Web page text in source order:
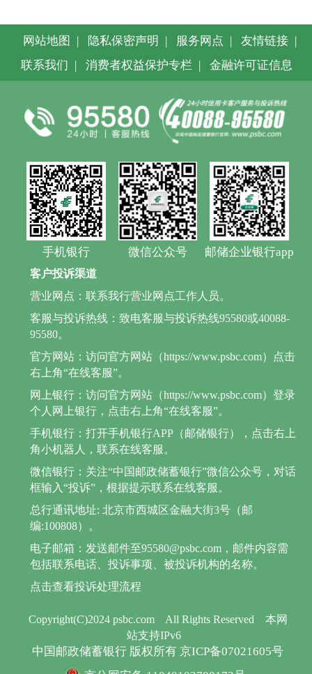
网站地图 | 隐私保密声明 | 服务网点 | 友情链接 |
联系我们 | 消费者权益保护专栏 | 金融许可证信息
手机银行 微信公众号 邮储企业银行app
Copyright(C)2024 psbc.com All Rights Reserved
本网
站支持IPv6
中国邮政储蓄银行 版权所有 京ICP备07021605号
客户投诉渠道
营业网点：联系我行营业网点工作人员。
客服与投诉热线：致电客服与投诉热线95580或40088-
95580。
官方网站：访问官方网站（https://www.psbc.com）点击
右上角“在线客服”。
网上银行：访问官方网站（https://www.psbc.com）登录
个人网上银行，点击右上角“在线客服”。
手机银行：打开手机银行APP（邮储银行），点击右上
角小机器人，联系在线客服。
微信银行：关注“中国邮政储蓄银行”微信公众号，对话
框输入“投诉”，根据提示联系在线客服。
总行通讯地址: 北京市西城区金融大街3号（邮
编:100808）。
电子邮箱：发送邮件至95580@psbc.com，邮件内容需
包括联系电话、投诉事项、被投诉机构的名称。
点击查看投诉处理流程